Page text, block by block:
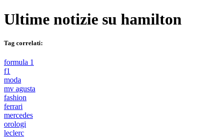
Ultime notizie su hamilton
Tag correlati:
formula 1
f1
moda
mv agusta
fashion
ferrari
mercedes
orologi
leclerc